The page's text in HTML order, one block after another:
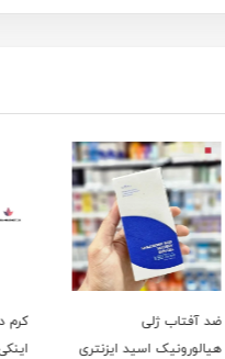
ضد آفتاب ژلی
هیالورونیک اسید ایزنتری
کرم